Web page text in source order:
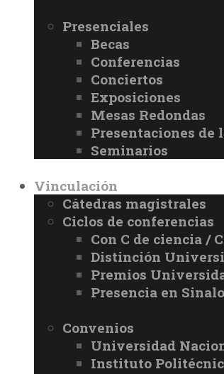
Presenciales
Becas
Conferencias
Conciertos
Exposiciones
Mesas Redondas
Presentaciones de
Seminarios
Vinculación
Cátedras magistrales
Ciclos de conferencias
Con C de ciencia /
Distinción
Premios
Presencia en
Convenios
Universidad
Instituto